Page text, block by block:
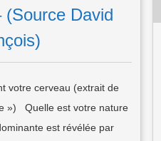
David
votre cerveau (extrait de
») Quelle est votre nature
est révélée par